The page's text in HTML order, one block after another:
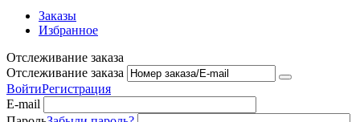
Заказы
Избранное
Отслеживание заказа
Отслеживание заказа
ВойтиРегистрация
E-mail